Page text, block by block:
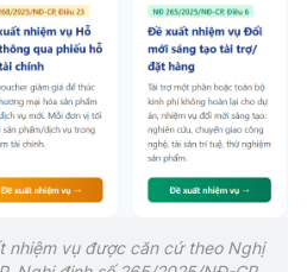
nhiệm vụ được căn cứ theo Nghị